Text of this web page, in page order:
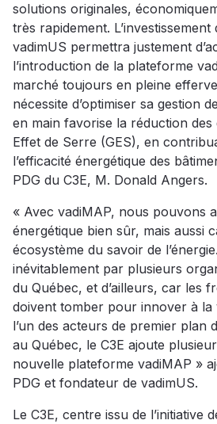
solutions originales,
très rapidement. L’investissement
vadimUS permettra justement
l’introduction de la plateforme
marché toujours en pleine
nécessite d’optimiser sa gestion
en main favorise la réduction des
Effet de Serre (GES), en
l’efficacité énergétique des
PDG du C3E, M. Donald Angers.
« Avec vadiMAP, nous pouvons
énergétique bien sûr, mais aussi
écosystème du savoir de
inévitablement par plusieurs
du Québec, et d’ailleurs, car les
doivent tomber pour innover à la
l’un des acteurs de premier plan
au Québec, le C3E ajoute
nouvelle plateforme vadiMAP »
PDG et fondateur de vadimUS.
Le C3E, centre issu de l’initiative